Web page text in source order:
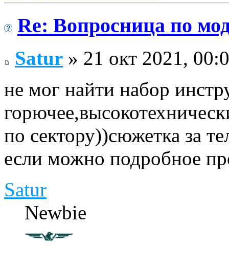
Re: Вопросница по
Satur » 21 окт 2021,
не мог найти набор
по сектору))сюжетка за
если можно подробное
Satur
Newbie